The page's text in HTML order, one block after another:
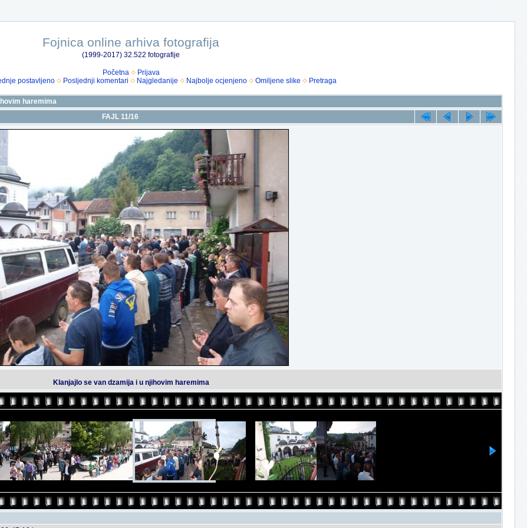
Fojnica online arhiva fotografija
(1999-2017) 32.522 fotografije
Početna
Prijava
postavljeno Posljednji komentari Najgledanije Najbolje ocjenjeno Omiljene slike Pretraga
haremima
FAJL 11/16
Klanjajlo se van dzamija i u njihovim haremima